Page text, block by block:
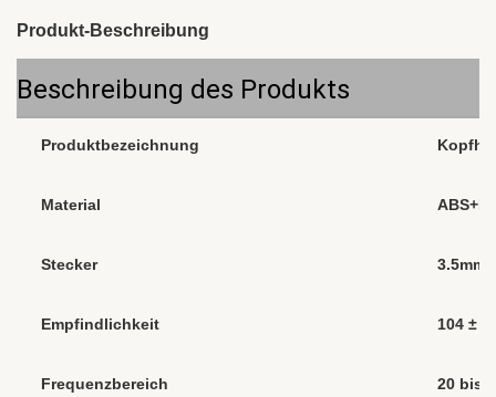
Produkt-Beschreibung
Beschreibung des Produkts
Produktbezeichnung
Material
Stecker 3.5mm,
Empfindlichkeit 104 ±
Frequenzbereich 20 bis